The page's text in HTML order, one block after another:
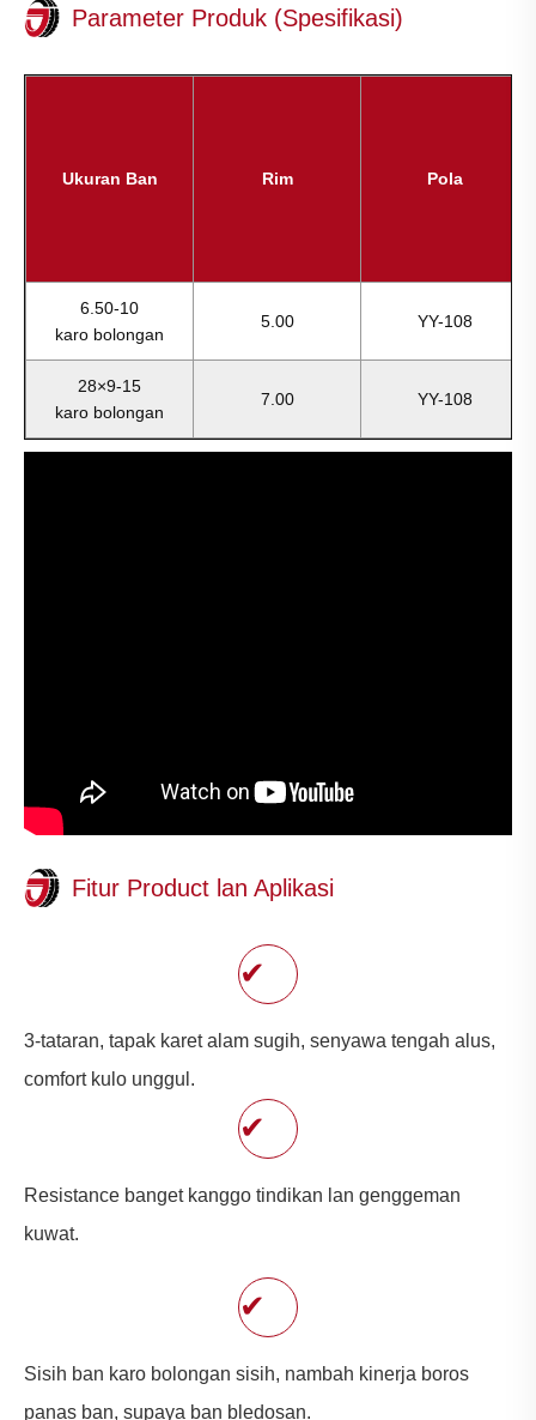
Parameter Produk (Spesifikasi)
Ukuran Ban Rim Pola
6.50-10
karo bolongan
5.00 YY-108
28×9-15
karo bolongan
7.00 YY-108
Fitur Product lan Aplikasi
✔
3-tataran, tapak karet alam sugih, senyawa tengah alus,
comfort kulo unggul.
✔
Resistance banget kanggo tindikan lan genggeman
kuwat.
✔
Sisih ban karo bolongan sisih, nambah kinerja boros
panas ban, supaya ban bledosan.